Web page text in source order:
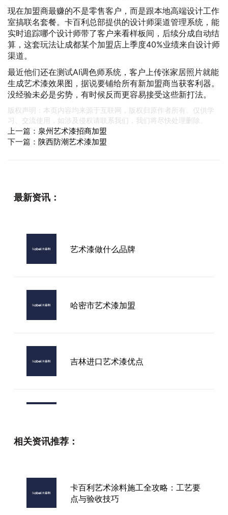
现在加盟商最赚的不是零售客户，而是跟本地高端设计工作
室搞联名套餐。卡百利总部提供的设计师渠道管理系统，能
实时追踪哪个设计师带了客户来看样板间，后续分成自动结
算，这套玩法让成都某个加盟店上季度40%业绩来自设计师
渠道。
最近他们还在测试AI调色师系统，客户上传张家居照片就能
生成艺术漆效果图，据说要铺给所有新加盟商当获客利器。
没经验未必是劣势，有时候反而更容易接受这些新打法。
版权声明：本页内容均来源于互联网，版权归原作者所有。仅供学
习、交流使用，如涉及侵权请联系我们，我们将尽快处理删除。
上一篇： 泉州艺术漆招商加盟
下一篇： 陕西防潮艺术漆加盟
最新资讯：
艺术漆做什么品牌
哈密市艺术漆加盟
吉林进口艺术漆优点
相关资讯推荐：
卡百利艺术涂料施工全攻略：工艺要
点与验收技巧